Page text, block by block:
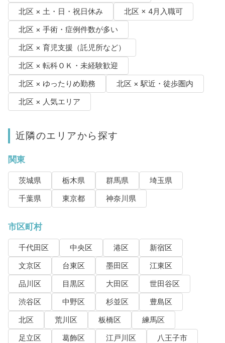
北区 × 土・日・祝日休み
北区 × 4月入職可
北区 × 手術・症例件数が多い
北区 × 育児支援（託児所など）
北区 × 転科ＯＫ・未経験歓迎
北区 × ゆったりめ勤務
北区 × 駅近・徒歩圏内
北区 × 人気エリア
近隣のエリアから探す
関東
茨城県 栃木県 群馬県
埼玉県
千葉県
東京都 神奈川県
市区町村
千代田区 中央区 港区
新宿区
文京区
台東区 墨田区
江東区
品川区
目黒区 大田区
世田谷区
渋谷区
中野区 杉並区
豊島区
北区
荒川区 板橋区
練馬区
足立区
葛飾区 江戸川区
八王子市